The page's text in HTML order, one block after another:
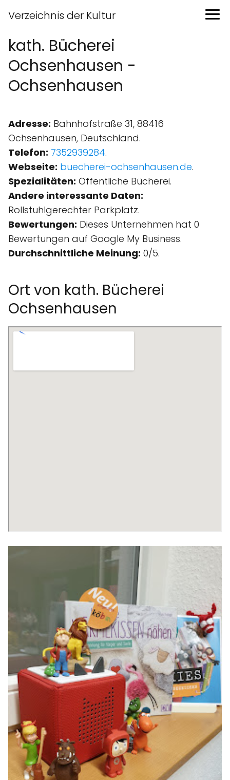
Verzeichnis der Kultur
kath. Bücherei
Ochsenhausen -
Ochsenhausen
Adresse: Bahnhofstraße 31, 88416
Ochsenhausen, Deutschland.
Telefon: 7352939284.
Webseite: buecherei-ochsenhausen.de.
Spezialitäten: Öffentliche Bücherei.
Andere interessante Daten:
Rollstuhlgerechter Parkplatz.
Bewertungen: Dieses Unternehmen hat 0
Bewertungen auf Google My Business.
Durchschnittliche Meinung: 0/5.
Ort von kath. Bücherei
Ochsenhausen